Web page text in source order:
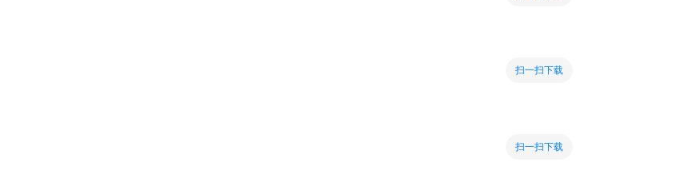
扫一扫下载
扫一扫下载